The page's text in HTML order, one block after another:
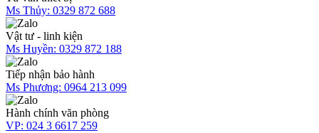
Ms Thủy: 0329 872 688
Vật tư - linh kiện
Ms Huyền: 0329 872 188
Tiếp nhận bảo hành
Ms Phương: 0964 213 099
Hành chính văn phòng
VP: 024 3 6617 259